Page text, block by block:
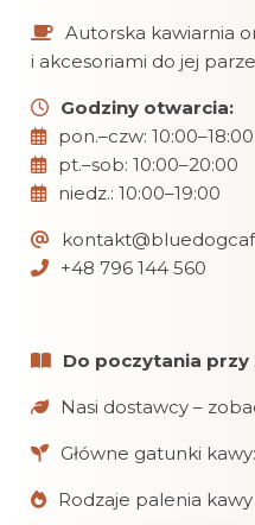
Autorska kawiarnia
i akcesoriami do jej
Godziny otwarcia:
pon.–czw: 10:00–18:00
pt.–sob: 10:00–20:00
niedz.: 10:00–19:00
+48 796 144 560
Do poczytania przy
Nasi dostawcy –
Główne gatunki
Rodzaje palenia